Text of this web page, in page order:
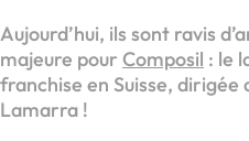
Aujourd’hui, ils sont ravis
majeure pour Composil : le
franchise en Suisse, dirigée
Lamarra !